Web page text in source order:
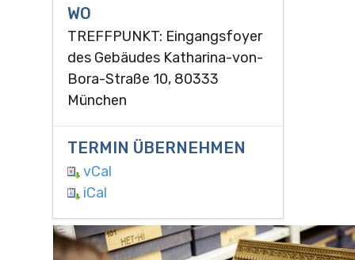
WO
TREFFPUNKT: Eingangsfoyer
des Gebäudes Katharina-von-
Bora-Straße 10, 80333
München
TERMIN ÜBERNEHMEN
vCal
iCal